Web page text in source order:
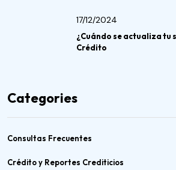
17/12/2024
¿Cuándo se actualiza tu
Crédito
Categories
Consultas Frecuentes
Crédito y Reportes Crediticios